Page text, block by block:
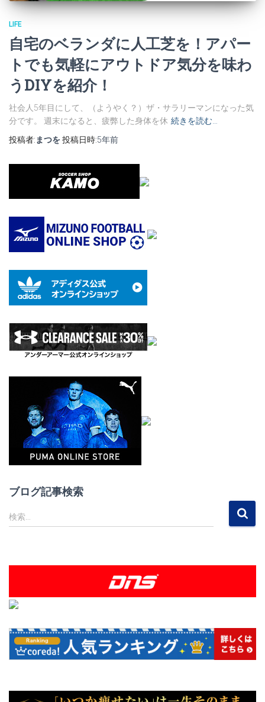
LIFE
自宅のベランダに人工芝を！アパー
トでも気軽にアウトドア気分を味わ
うDIYを紹介！
社会人5年目にして、（ようやく？）ザ・サラリーマンになった気
分です。 週末になると、疲弊した身体を休 続きを読む…
投稿者:まつを投稿日時:5年前
ブログ記事検索
検
索
検索…